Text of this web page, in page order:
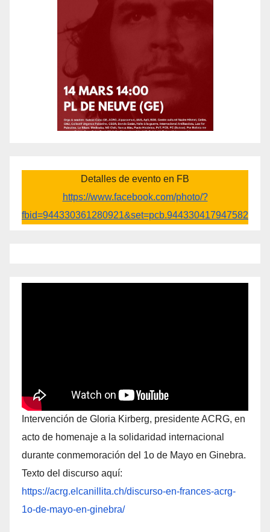
Detalles de evento en FB
https://www.facebook.com/photo/?
fbid=944330361280921&set=pcb.944330417947582
Intervención de Gloria Kirberg, presidente ACRG, en
acto de homenaje a la solidaridad internacional
durante conmemoración del 1o de Mayo en Ginebra.
Texto del discurso aquí:
https://acrg.elcanillita.ch/discurso-en-frances-acrg-
1o-de-mayo-en-ginebra/